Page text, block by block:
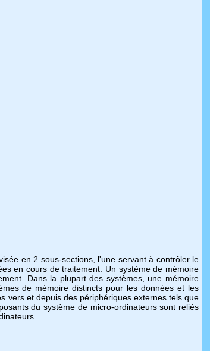
en 2 sous-sections, l'une servant à contrôler le
en cours de traitement. Un système de mémoire
Dans la plupart des systèmes, une mémoire
de mémoire distincts pour les données et les
vers et depuis des périphériques externes tels que
du système de micro-ordinateurs sont reliés